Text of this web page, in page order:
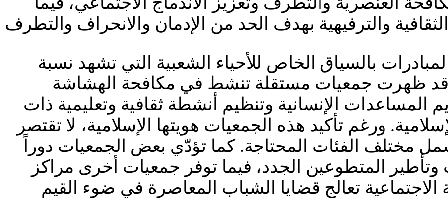
والترفيهية بهدف الحد من الإدمان والانحراف والتطرف
بالسياق الخاص للأحياء الشعبية التي تشهد نسبة
ظهرت جمعيات مستقلة تنشط في مكافحة الهشاشة
المساعدات الإنسانية وتنظيم أنشطة ثقافية وتعليمية ذات
ورغم تأكيد هذه الجمعيات هويتها الإسلامية، لا تقتصر
مختلف الفئات المحتاجة. كما تؤدّي بعض الجمعيات دوراً
وتأطير المتطوعين الجدد، فيما توفر جمعيات أخرى مراكز
الاجتماعية تعالج قضايا الشباب المعاصرة في ضوء القيم